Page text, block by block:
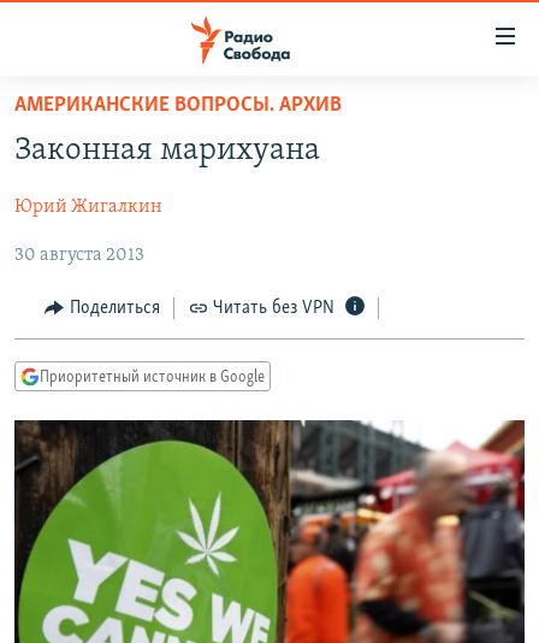
упрощенного
доступа
содержанию
Вернутся
главной
навигации
Вернутся
поиску
АВТОРСКИЕ ПРОЕКТЫ
ЦИТАТЫ СВОБОДЫ
МНЕНИЯ
КУЛЬТУРА
IDEL.РЕАЛИИ
КАВКАЗ.РЕАЛИИ
СЕВЕР.РЕАЛИИ
СИБИРЬ.РЕАЛИИ
РАСПИСАНИЕ ВЕЩАНИЯ
ПОДПИШИТЕСЬ НА РАССЫЛКУ
АМЕРИКАНСКИЕ ВОПРОСЫ. АРХИВ
Законная марихуана
Юрий Жигалкин
30 августа 2013
Поделиться Читать без VPN
Приоритетный источник в Google